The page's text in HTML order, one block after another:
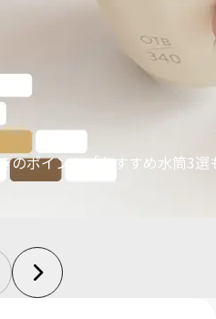
のポイント［おすすめ水筒3選